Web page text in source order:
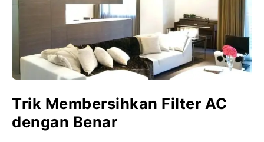
Trik Membersihkan Filter AC
dengan Benar